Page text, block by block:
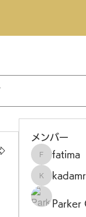
メンバー
fatima
fatima
Parker